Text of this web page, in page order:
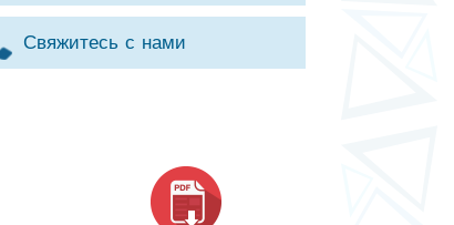
Свяжитесь с нами